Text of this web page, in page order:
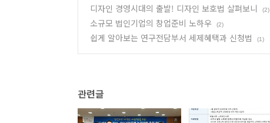
디자인 경영시대의 출발! 디자인 보호법 살펴보니 (2)
소규모 법인기업의 창업준비 노하우 (2)
쉽게 알아보는 연구전담부서 세제혜택과 신청법 (1)
관련글